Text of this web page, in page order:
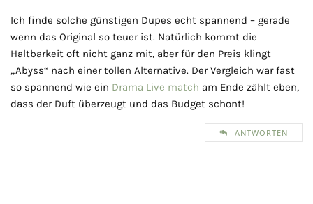
Ich finde solche günstigen Dupes echt spannend – gerade
wenn das Original so teuer ist. Natürlich kommt die
Haltbarkeit oft nicht ganz mit, aber für den Preis klingt
„Abyss“ nach einer tollen Alternative. Der Vergleich war fast
so spannend wie ein Drama Live match am Ende zählt eben,
dass der Duft überzeugt und das Budget schont!
ANTWORTEN